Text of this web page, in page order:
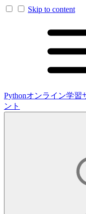
Skip to content
Pythonオンライン学習
ント